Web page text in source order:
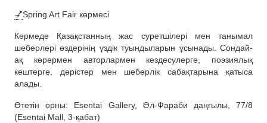
💅Spring Art Fair көрмесі
Көрмеде Қазақстанның жас суретшілері мен танымал
шеберлері өздерінің үздік туындыларын ұсынады. Сондай-
ақ көрермен авторлармен кездесулерге, поэзиялық
кештерге, дәрістер мен шеберлік сабақтарына қатыса
алады.
Өтетін орны: Esentai Gallery, Әл-Фараби даңғылы, 77/8
(Esentai Mall, 3-қабат)